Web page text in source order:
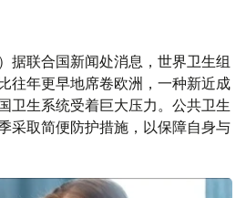
）据联合国新闻处消息，世界卫生组
往年更早地席卷欧洲，一种新近成
卫生系统受着巨大压力。公共卫生
采取简便防护措施，以保障自身与